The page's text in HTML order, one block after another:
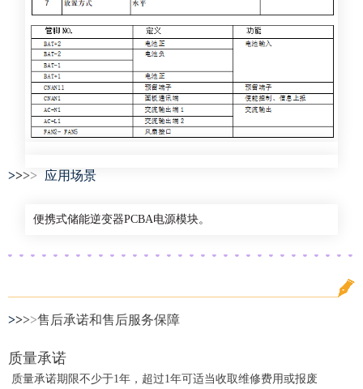
>>>> 应用场景
便携式储能逆变器PCBA电源模块。
>>>>售后承诺和售后服务保障
质量承诺
质量承诺期限不少于1年，超过1年可适当收取维修费用或报废